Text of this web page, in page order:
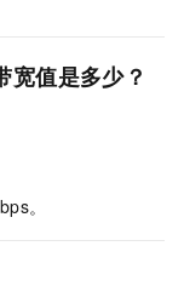
宽值是多少？
。